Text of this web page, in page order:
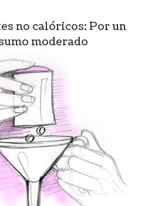
no calóricos: Por un
moderado